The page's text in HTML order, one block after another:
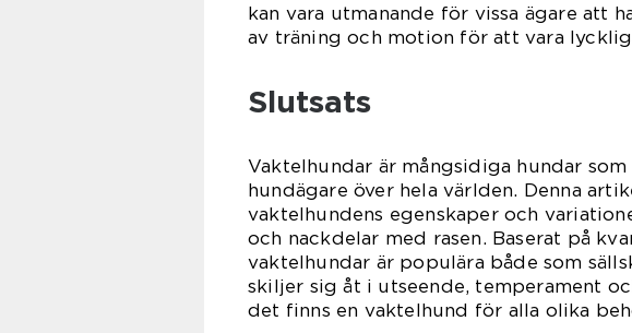
kan vara utmanande för vissa ägare att
av träning och motion för att vara
Slutsats
Vaktelhundar är mångsidiga hundar
hundägare över hela världen. Denna
vaktelhundens egenskaper och
och nackdelar med rasen. Baserat på
vaktelhundar är populära både som
skiljer sig åt i utseende, temperament
det finns en vaktelhund för alla olika